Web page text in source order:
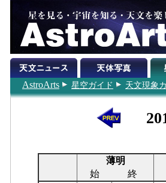
AstroArts 星空ガイド 天文現象
薄明
始
終